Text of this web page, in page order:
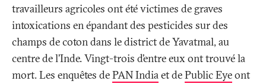
travailleurs agricoles ont été victimes de graves
intoxications en épandant des pesticides sur des
champs de coton dans le district de Yavatmal, au
centre de l’Inde. Vingt-trois d’entre eux ont trouvé la
mort. Les enquêtes dePAN Indiaet dePublic Eyeont